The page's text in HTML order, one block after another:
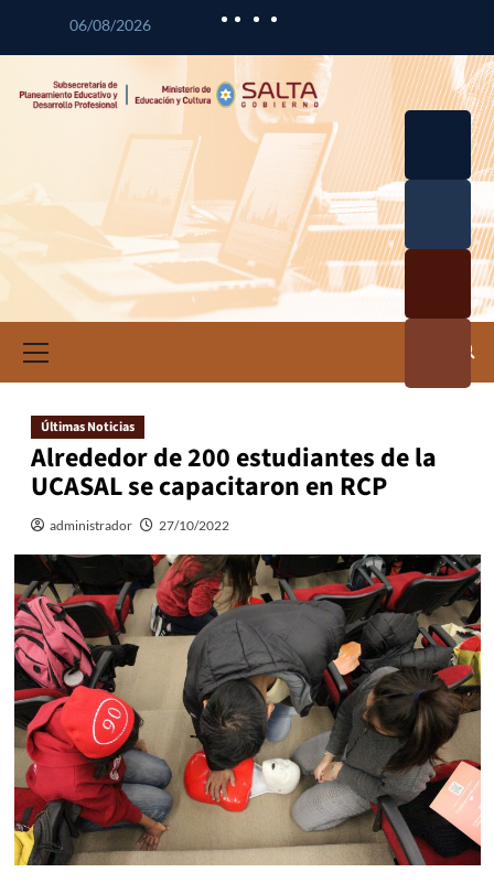
06/08/2026
Últimas Noticias
Alrededor de 200 estudiantes de la
UCASAL se capacitaron en RCP
administrador 27/10/2022
Curricul
Profesio
a
Investig
Educativ
a